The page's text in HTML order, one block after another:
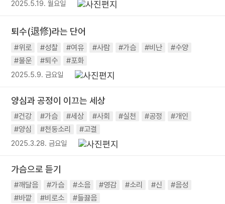
2025.5.19. 월요일
퇴수(退修)라는 단어
#위로 #성찰 #여유 #사람 #가슴 #비난
#수양
#불운
#퇴수 #포화
2025.5.9. 금요일
양심과 공정이 이끄는 세상
#건강 #가슴 #세상 #사회 #실천 #공정
#개인
#양심
#천둥소리 #고결
2025.3.28. 금요일
가슴으로 듣기
#깨달음 #가슴 #소음 #영감 #소리 #신
#음성
#바깥
#비로소 #들끓음